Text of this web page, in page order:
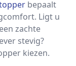
bepaalt
Ligt u
zachte
stevig?
kiezen.